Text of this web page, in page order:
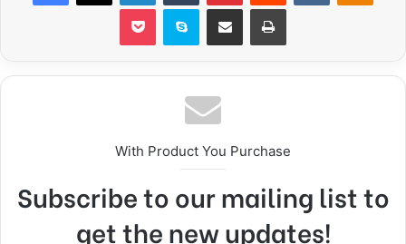
Pocket Skype Compartir por correo electrónicoImprimir
With Product You Purchase
Subscribe to our mailing list to
get the new updates!